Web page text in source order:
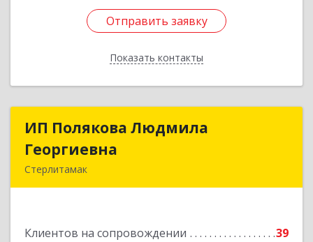
Отправить заявку
Показать контакты
Отправить заявку
Назад
ИП Полякова Людмила
Георгиевна
Стерлитамак
Клиентов на сопровождении
39
ИП Полякова Людмила
Подробнее